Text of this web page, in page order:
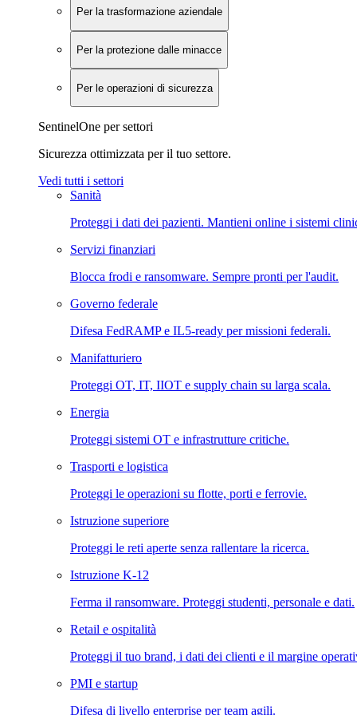
Per la trasformazione aziendale
Per la protezione dalle minacce
Per le operazioni di sicurezza
SentinelOne per settori
Sicurezza ottimizzata per il tuo settore.
Vedi tutti i settori
Sanità
Proteggi i dati dei pazienti. Mantieni online i sistemi
Servizi finanziari
Blocca frodi e ransomware. Sempre pronti per l'audit.
Governo federale
Difesa FedRAMP e IL5-ready per missioni federali.
Manifatturiero
Proteggi OT, IT, IIOT e supply chain su larga scala.
Energia
Proteggi sistemi OT e infrastrutture critiche.
Trasporti e logistica
Proteggi le operazioni su flotte, porti e ferrovie.
Istruzione superiore
Proteggi le reti aperte senza rallentare la ricerca.
Istruzione K-12
Ferma il ransomware. Proteggi studenti, personale e dati.
Retail e ospitalità
Proteggi il tuo brand, i dati dei clienti e il margine
PMI e startup
Difesa di livello enterprise per team agili.